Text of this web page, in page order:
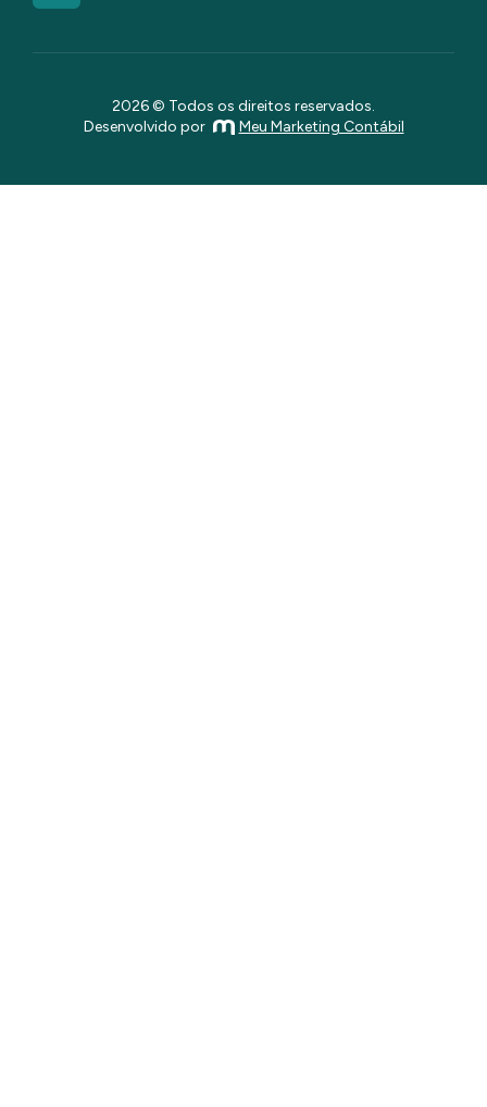
2026 © Todos os direitos reservados.
Desenvolvido por
Meu Marketing Contábil